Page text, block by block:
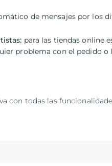
de mensajes por los
para las tiendas online
problema con el pedido
con todas las